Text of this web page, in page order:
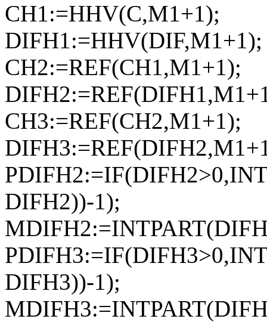
CH1:=HHV(C,M1+1);
DIFH1:=HHV(DIF,M1+1);
CH2:=REF(CH1,M1+1);
CH3:=REF(CH2,M1+1);
DIFH2))-1);
DIFH3))-1);